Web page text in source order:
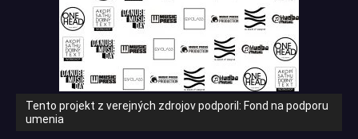
Tento projekt z verejných zdrojov podporil: Fond na podporu
umenia